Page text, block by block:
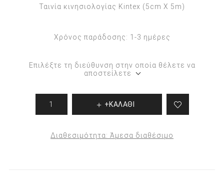
Ταινία κινησιολογίας Kintex (5cm X 5m)
Χρόνος παράδοσης: 1-3 ημέρες
Επιλέξτε τη διεύθυνση στην οποία θέλετε να
αποστείλετε
+ΚΑΛΑΘΙ
Διαθεσιμότητα: Άμεσα διαθέσιμο